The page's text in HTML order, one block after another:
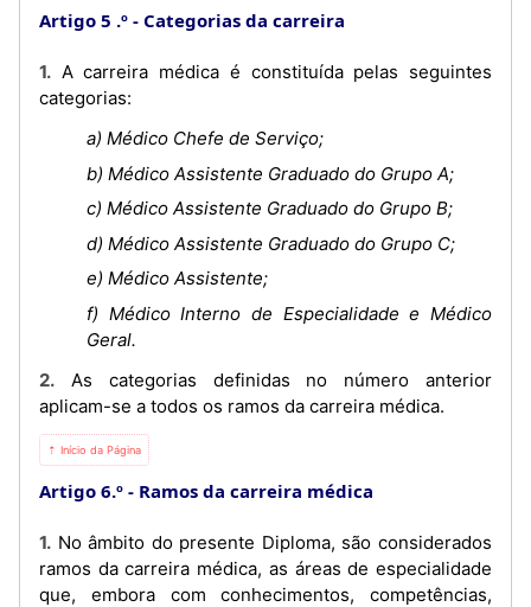
Artigo 5 .º Categorias da carreira
1. A carreira médica é constituída pelas seguintes
categorias:
a) Médico Chefe de Serviço;
b) Médico Assistente Graduado do Grupo A;
c) Médico Assistente Graduado do Grupo B;
d) Médico Assistente Graduado do Grupo C;
e) Médico Assistente;
f) Médico Interno de Especialidade e Médico
Geral.
2. As categorias definidas no número anterior
aplicam-se a todos os ramos da carreira médica.
⇡ Início da Página
Artigo 6.º Ramos da carreira médica
1. No âmbito do presente Diploma, são considerados
ramos da carreira médica, as áreas de especialidade
que, embora com conhecimentos, competências,